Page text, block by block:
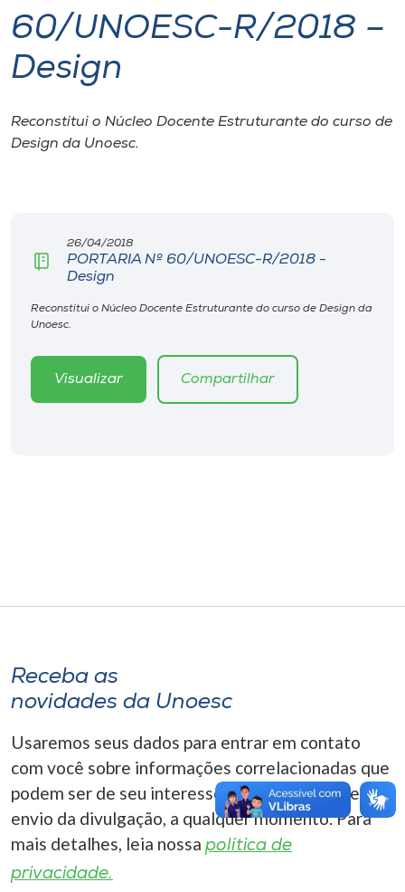
I.nova
Cultura
Biblioteca
Editora
Rádio
A+
60/UNOESC-R/2018 –
Design
Reconstitui o Núcleo Docente Estruturante do curso de
Design da Unoesc.
26/04/2018
PORTARIA Nº 60/UNOESC-R/2018 -
Design
Reconstitui o Núcleo Docente Estruturante do curso de Design da
Unoesc.
Visualizar Compartilhar
Receba as
novidades da Unoesc
Usaremos seus dados para entrar em contato
com você sobre informações correlacionadas que
podem ser de seu interesse. Você pode cancelar o
envio da divulgação, a qualquer momento. Para
mais detalhes, leia nossa política de
privacidade.